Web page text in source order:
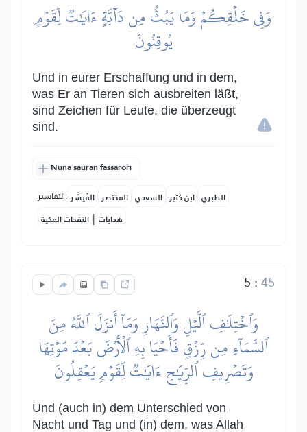
وَفِي خَلۡقِكُمۡ وَمَا يَبُثُّ مِن دَآبَّةٍ ءَايَٰتٞ لِّقَوۡمٖ
يُوقِنُونَ
Und in eurer Erschaffung und in dem,
was Er an Tieren sich ausbreiten läßt,
sind Zeichen für Leute, die überzeugt
sind.
Nuna sauran fassarori
التفاسير: المُيسَّر المختصر السعدي ابن كثير الطبري
النفحات المكية | هدايات
5 :45
وَٱخۡتِلَٰفِ ٱلَّيۡلِ وَٱلنَّهَارِ وَمَآ أَنزَلَ ٱللَّهُ مِنَ
ٱلسَّمَآءِ مِن رِّزۡقٖ فَأَحۡيَا بِهِ ٱلۡأَرۡضَ بَعۡدَ مَوۡتِهَا
وَتَصۡرِيفِ ٱلرِّيَٰحِ ءَايَٰتٞ لِّقَوۡمٖ يَعۡقِلُونَ
Und (auch in) dem Unterschied von
Nacht und Tag und (in) dem, was Allah